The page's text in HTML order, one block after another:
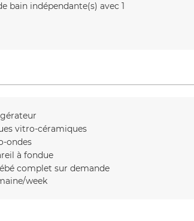
bain indépendante(s) avec 1
vitro-céramiques
ondes
à fondue
complet sur demande
week